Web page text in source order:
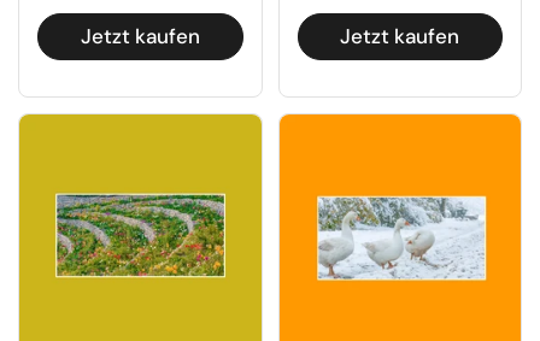
Jetzt kaufen Jetzt kaufen